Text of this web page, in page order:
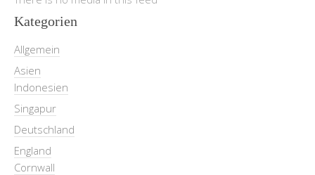
Kategorien
Allgemein
Asien
Indonesien
Singapur
Deutschland
England
Cornwall